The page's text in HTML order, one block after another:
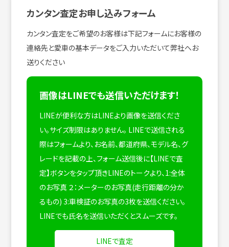
カンタン査定お申し込みフォーム
カンタン査定をご希望のお客様は下記フォームにお客様の
連絡先と愛車の基本データをご入力いただいて弊社へお
送りください
画像はLINEでも送信いただけます！
LINEが便利な方はLINEより画像を送信くださ
い。サイズ制限はありません。 LINEで送信される
際はフォームより、お名前、都道府県、モデル名、グ
レードを記載の上、フォーム送信後に【LINEで査
定】ボタンをタップ頂きLINEのトークより、1:全体
のお写真 ２：メーターのお写真(走行距離の分か
るもの) 3:車検証のお写真の3枚を送信ください。
LINEでも氏名を送信いただくとスムーズです。
LINEで査定